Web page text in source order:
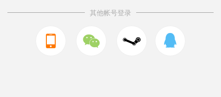
其他帐号登录
  